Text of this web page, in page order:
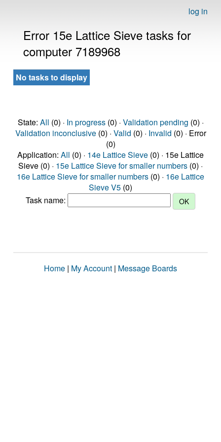
log in
Error 15e Lattice Sieve tasks for
computer 7189968
No tasks to display
State: All (0) · In progress(0) · Validation pending (0) ·
Validation inconclusive(0) · Valid (0) · Invalid (0) · Error
(0)
Application: All (0) · 14e Lattice Sieve (0) · 15e Lattice
Sieve (0) · 15e Lattice Sieve for smaller numbers (0) ·
16e Lattice Sieve for smaller numbers (0) · 16e Lattice
Sieve V5 (0)
Task name:
Home | My Account | Message Boards